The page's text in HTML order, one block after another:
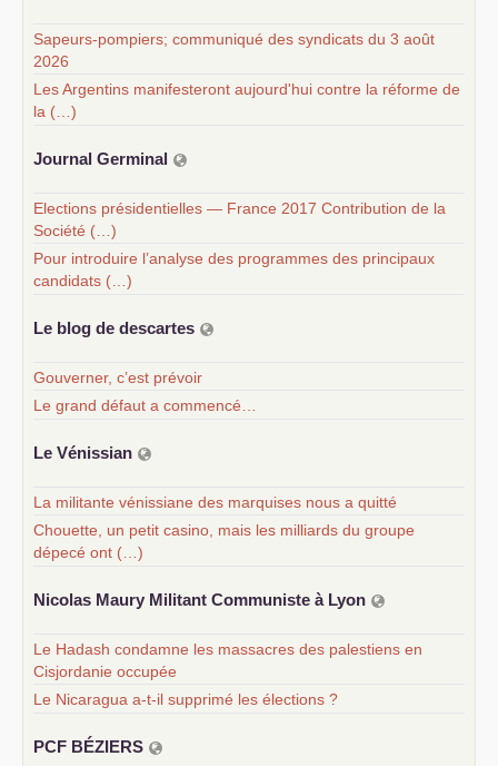
Sapeurs-pompiers; communiqué des syndicats du 3 août
2026
Les Argentins manifesteront aujourd'hui contre la réforme de
la (…)
Journal Germinal
Elections présidentielles — France 2017 Contribution de la
Société (…)
Pour introduire l’analyse des programmes des principaux
candidats (…)
Le blog de descartes
Gouverner, c’est prévoir
Le grand défaut a commencé…
Le Vénissian
La militante vénissiane des marquises nous a quitté
Chouette, un petit casino, mais les milliards du groupe
dépecé ont (…)
Nicolas Maury Militant Communiste à Lyon
Le Hadash condamne les massacres des palestiens en
Cisjordanie occupée
Le Nicaragua a-t-il supprimé les élections ?
PCF BÉZIERS